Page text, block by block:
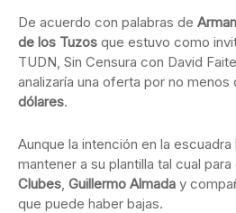
De acuerdo con palabras de
de los Tuzos que estuvo como
TUDN, Sin Censura con David
analizaría una oferta por no menos
dólares.
Aunque la intención en la
mantener a su plantilla tal cual para
Clubes Guillermo Almada y
que puede haber bajas.